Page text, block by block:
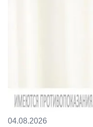
04.08.2026